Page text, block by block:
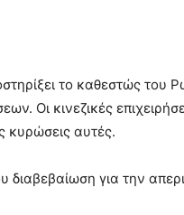
το καθεστώς του
Οι κινεζικές
κυρώσεις αυτές.
για την